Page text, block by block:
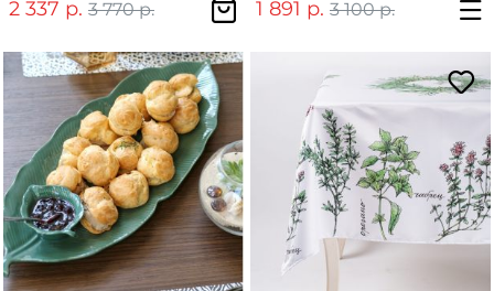
2 337 р. 3 770 р. 1 891 р. 3 100 р.